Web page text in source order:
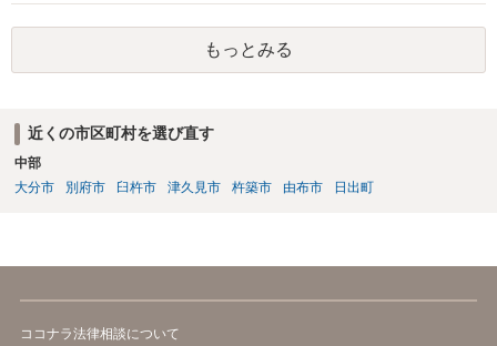
もっとみる
近くの市区町村を選び直す
中部
大分市
別府市 臼杵市 津久見市 杵築市 由布市 日出町
ココナラ法律相談について